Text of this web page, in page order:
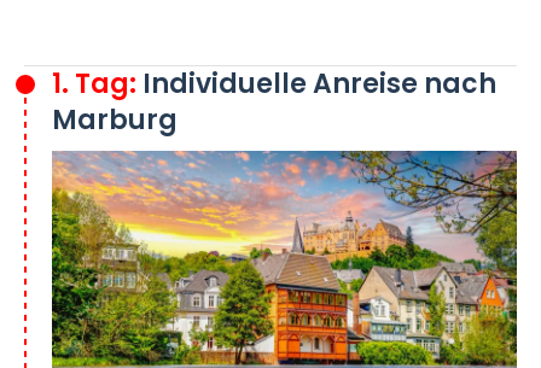
1. Tag: Individuelle Anreise nach
Marburg